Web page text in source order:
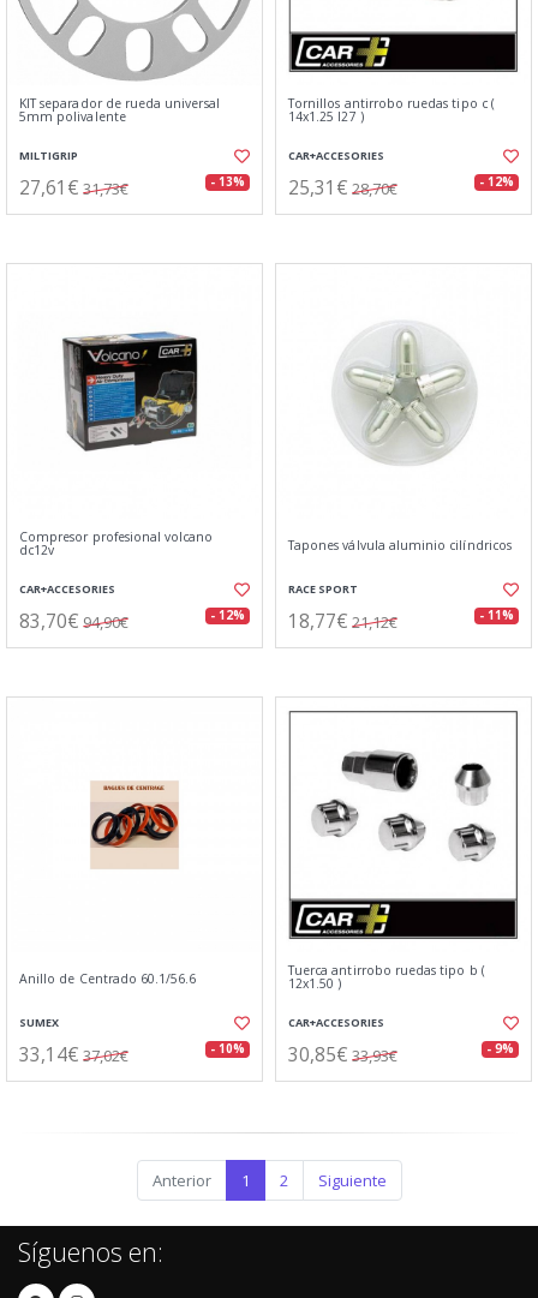
KIT separador de rueda universal
5mm polivalente
MILTIGRIP
27,61€ 31,73€ - 13%
Tornillos antirrobo ruedas tipo c (
14x1.25 l27 )
CAR+ACCESORIES
25,31€ 28,70€ - 12%
Compresor profesional volcano
dc12v
CAR+ACCESORIES
83,70€ 94,90€ - 12%
Tapones válvula aluminio cilíndricos
RACE SPORT
18,77€ 21,12€ - 11%
Anillo de Centrado 60.1/56.6
SUMEX
33,14€ 37,02€ - 10%
Tuerca antirrobo ruedas tipo b (
12x1.50 )
CAR+ACCESORIES
30,85€ 33,93€ - 9%
Anterior 1 2 Siguiente
Síguenos en: